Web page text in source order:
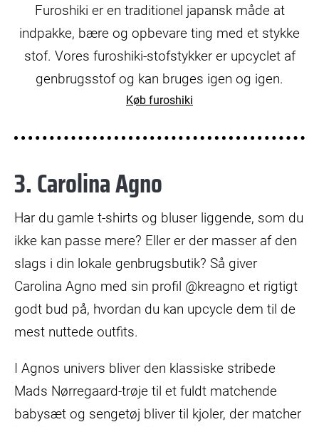
Furoshiki er en traditionel japansk måde at
indpakke, bære og opbevare ting med et stykke
stof. Vores furoshiki-stofstykker er upcyclet af
genbrugsstof og kan bruges igen og igen.
Køb furoshiki
3. Carolina Agno
Har du gamle t-shirts og bluser liggende, som du
ikke kan passe mere? Eller er der masser af den
slags i din lokale genbrugsbutik? Så giver
Carolina Agno med sin profil @kreagno et rigtigt
godt bud på, hvordan du kan upcycle dem til de
mest nuttede outfits.
I Agnos univers bliver den klassiske stribede
Mads Nørregaard-trøje til et fuldt matchende
babysæt og sengetøj bliver til kjoler, der matcher